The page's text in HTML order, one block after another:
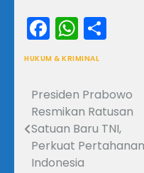
Facebook
HUKUM & KRIMINAL
Navigasi
pos
Presiden Prabowo
Resmikan Ratusan
Satuan Baru TNI,
Perkuat Pertahanan
Indonesia